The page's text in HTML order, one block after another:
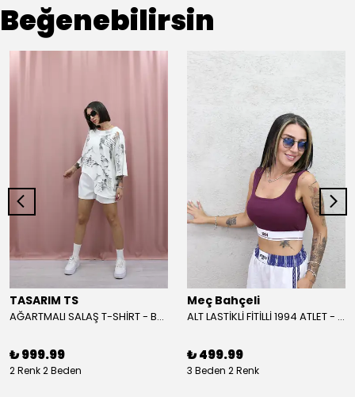
Beğenebilirsin
TASARIM TS
AĞARTMALI SALAŞ T-SHİRT - BEYAZ
₺ 999.99
2 Renk 2 Beden
Meç Bahçeli
ALT LASTİKLİ FİTİLLİ 1994 ATLET - BORDO
₺ 499.99
3 Beden 2 Renk